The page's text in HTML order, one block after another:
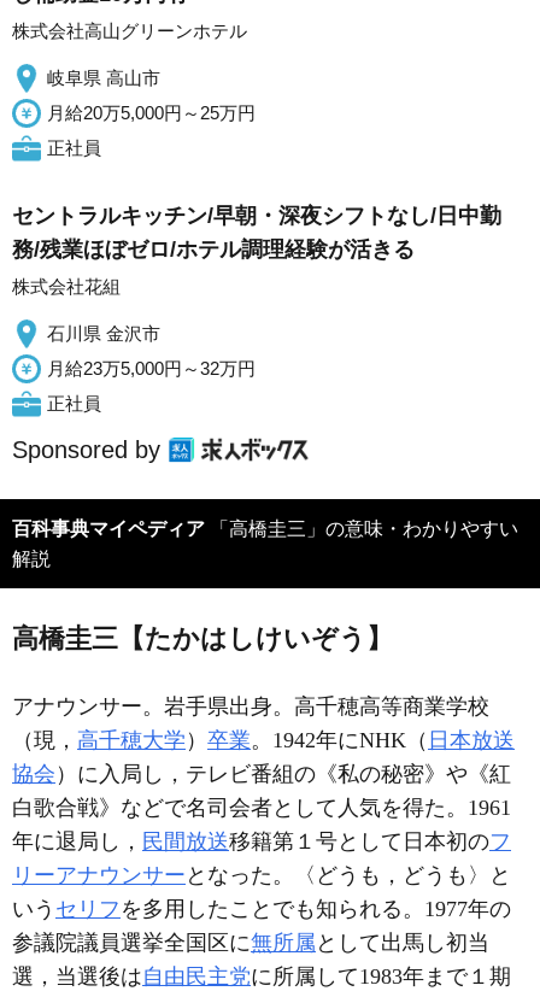
株式会社高山グリーンホテル
岐阜県 高山市
月給20万5,000円～25万円
正社員
セントラルキッチン/早朝・深夜シフトなし/日中勤
務/残業ほぼゼロ/ホテル調理経験が活きる
株式会社花組
石川県 金沢市
月給23万5,000円～32万円
正社員
Sponsored by
百科事典マイペディア 「高橋圭三」の意味・わかりやすい
解説
高橋圭三【たかはしけいぞう】
アナウンサー。岩手県出身。高千穂高等商業学校
（現， 高千穂大学 ） 卒業。1942年にNHK（ 日本放送
協会 ）に入局し，テレビ番組の《私の秘密》や《紅
白歌合戦》などで名司会者として人気を得た。1961
年に退局し， 民間放送移籍第１号として日本初のフ
リーアナウンサー となった。〈どうも，どうも〉と
いう セリフ を多用したことでも知られる。1977年の
参議院議員選挙全国区に無所属 として出馬し初当
選，当選後は自由民主党に所属して1983年まで１期